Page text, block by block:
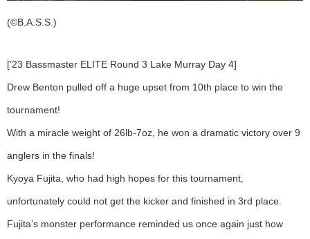
(©B.A.S.S.)
[’23 Bassmaster ELITE Round 3 Lake Murray Day 4]
Drew Benton pulled off a huge upset from 10th place to win the
tournament!
With a miracle weight of 26lb-7oz, he won a dramatic victory over 9
anglers in the finals!
Kyoya Fujita, who had high hopes for this tournament,
unfortunately could not get the kicker and finished in 3rd place.
Fujita’s monster performance reminded us once again just how